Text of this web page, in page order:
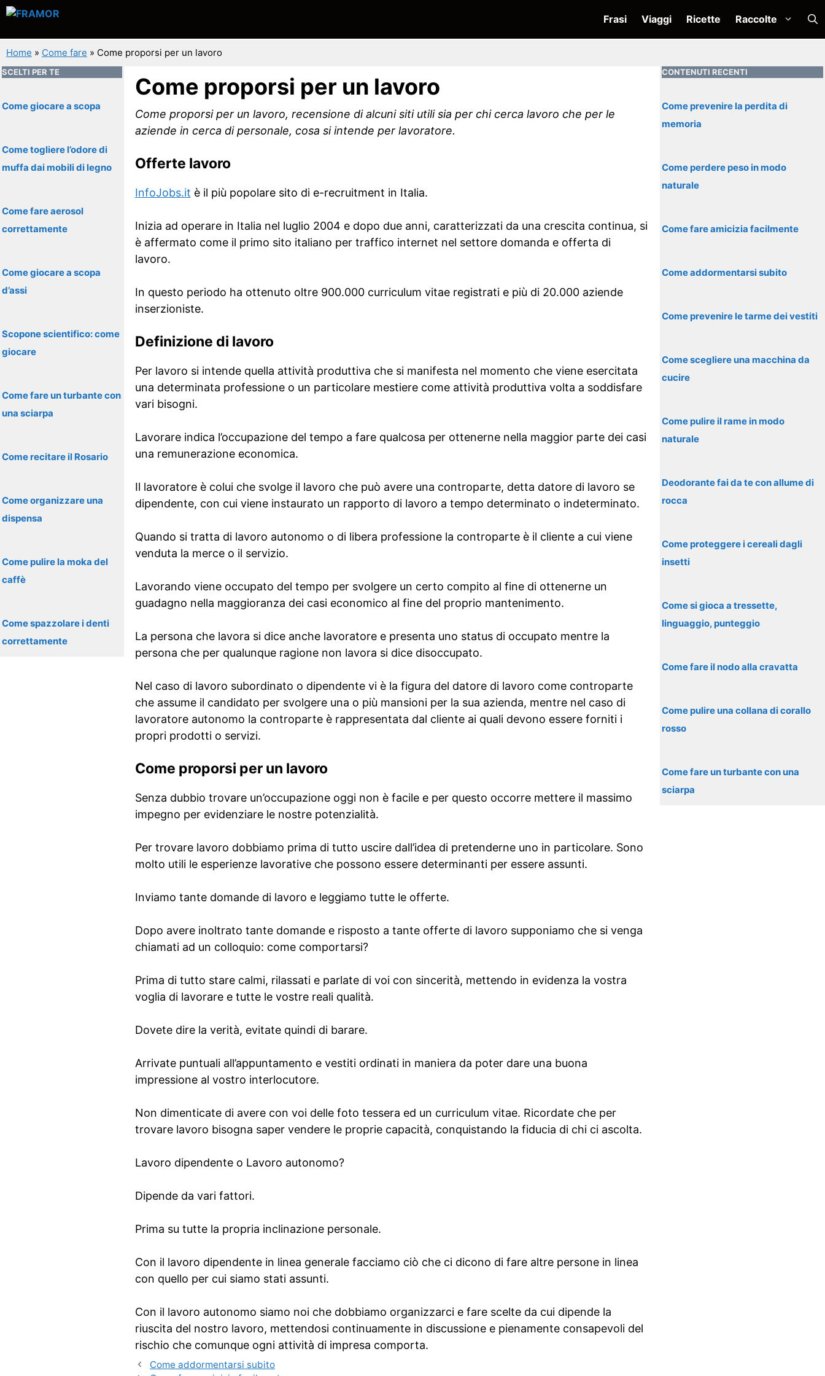
Vai
contenuto
Frasi Viaggi Ricette Raccolte
Home » Come fare » Come proporsi per un lavoro
Come proporsi per un lavoro
Come proporsi per un lavoro, recensione di alcuni siti utili sia per chi cerca lavoro che per le
aziende in cerca di personale, cosa si intende per lavoratore.
Offerte lavoro
InfoJobs.it è il più popolare sito di e-recruitment in Italia.
Inizia ad operare in Italia nel luglio 2004 e dopo due anni, caratterizzati da una crescita continua, si
è affermato come il primo sito italiano per traffico internet nel settore domanda e offerta di
lavoro.
In questo periodo ha ottenuto oltre 900.000 curriculum vitae registrati e più di 20.000 aziende
inserzioniste.
Definizione di lavoro
Per lavoro si intende quella attività produttiva che si manifesta nel momento che viene esercitata
una determinata professione o un particolare mestiere come attività produttiva volta a soddisfare
vari bisogni.
Lavorare indica l’occupazione del tempo a fare qualcosa per ottenerne nella maggior parte dei casi
una remunerazione economica.
Il lavoratore è colui che svolge il lavoro che può avere una controparte, detta datore di lavoro se
dipendente, con cui viene instaurato un rapporto di lavoro a tempo determinato o indeterminato.
Quando si tratta di lavoro autonomo o di libera professione la controparte è il cliente a cui viene
venduta la merce o il servizio.
Lavorando viene occupato del tempo per svolgere un certo compito al fine di ottenerne un
guadagno nella maggioranza dei casi economico al fine del proprio mantenimento.
La persona che lavora si dice anche lavoratore e presenta uno status di occupato mentre la
persona che per qualunque ragione non lavora si dice disoccupato.
Nel caso di lavoro subordinato o dipendente vi è la figura del datore di lavoro come controparte
che assume il candidato per svolgere una o più mansioni per la sua azienda, mentre nel caso di
lavoratore autonomo la controparte è rappresentata dal cliente ai quali devono essere forniti i
propri prodotti o servizi.
Come proporsi per un lavoro
Senza dubbio trovare un’occupazione oggi non è facile e per questo occorre mettere il massimo
impegno per evidenziare le nostre potenzialità.
Per trovare lavoro dobbiamo prima di tutto uscire dall’idea di pretenderne uno in particolare. Sono
molto utili le esperienze lavorative che possono essere determinanti per essere assunti.
Inviamo tante domande di lavoro e leggiamo tutte le offerte.
Dopo avere inoltrato tante domande e risposto a tante offerte di lavoro supponiamo che si venga
chiamati ad un colloquio: come comportarsi?
Prima di tutto stare calmi, rilassati e parlate di voi con sincerità, mettendo in evidenza la vostra
voglia di lavorare e tutte le vostre reali qualità.
Dovete dire la verità, evitate quindi di barare.
Arrivate puntuali all’appuntamento e vestiti ordinati in maniera da poter dare una buona
impressione al vostro interlocutore.
Non dimenticate di avere con voi delle foto tessera ed un curriculum vitae. Ricordate che per
trovare lavoro bisogna saper vendere le proprie capacità, conquistando la fiducia di chi ci ascolta.
Lavoro dipendente o Lavoro autonomo?
Dipende da vari fattori.
Prima su tutte la propria inclinazione personale.
Con il lavoro dipendente in linea generale facciamo ciò che ci dicono di fare altre persone in linea
con quello per cui siamo stati assunti.
Con il lavoro autonomo siamo noi che dobbiamo organizzarci e fare scelte da cui dipende la
riuscita del nostro lavoro, mettendosi continuamente in discussione e pienamente consapevoli del
rischio che comunque ogni attività di impresa comporta.
Come addormentarsi subito
SCELTI PER TE
Come giocare a scopa
Come togliere l’odore di
muffa dai mobili di legno
Come fare aerosol
correttamente
Come giocare a scopa
d’assi
Scopone scientifico: come
giocare
Come fare un turbante con
una sciarpa
Come recitare il Rosario
Come organizzare una
dispensa
Come pulire la moka del
caffè
Come spazzolare i denti
correttamente
CONTENUTI RECENTI
Come prevenire la perdita di
memoria
Come perdere peso in modo
naturale
Come fare amicizia facilmente
Come addormentarsi subito
Come prevenire le tarme dei vestiti
Come scegliere una macchina da
cucire
Come pulire il rame in modo
naturale
Deodorante fai da te con allume di
rocca
Come proteggere i cereali dagli
insetti
Come si gioca a tressette,
linguaggio, punteggio
Come fare il nodo alla cravatta
Come pulire una collana di corallo
rosso
Come fare un turbante con una
sciarpa